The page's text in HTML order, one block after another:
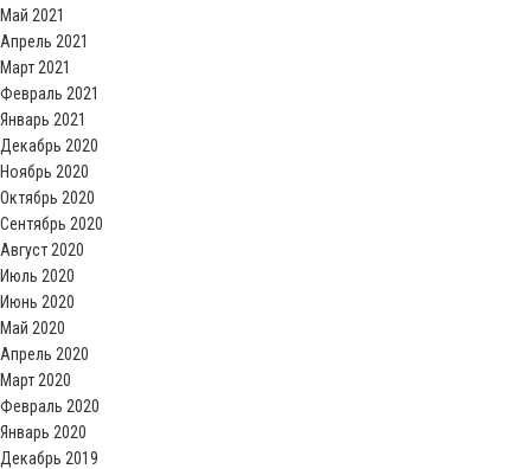
Май 2021
Апрель 2021
Март 2021
Февраль 2021
Январь 2021
Декабрь 2020
Ноябрь 2020
Октябрь 2020
Сентябрь 2020
Август 2020
Июль 2020
Июнь 2020
Май 2020
Апрель 2020
Март 2020
Февраль 2020
Январь 2020
Декабрь 2019